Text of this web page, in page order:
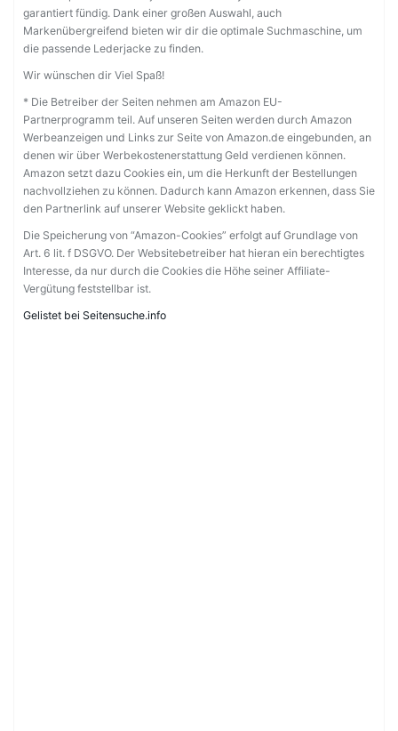
garantiert fündig. Dank einer großen Auswahl, auch
Markenübergreifend bieten wir dir die optimale Suchmaschine, um
die passende Lederjacke zu finden.
Wir wünschen dir Viel Spaß!
* Die Betreiber der Seiten nehmen am Amazon EU-
Partnerprogramm teil. Auf unseren Seiten werden durch Amazon
Werbeanzeigen und Links zur Seite von Amazon.de eingebunden, an
denen wir über Werbekostenerstattung Geld verdienen können.
Amazon setzt dazu Cookies ein, um die Herkunft der Bestellungen
nachvollziehen zu können. Dadurch kann Amazon erkennen, dass Sie
den Partnerlink auf unserer Website geklickt haben.
Die Speicherung von “Amazon-Cookies” erfolgt auf Grundlage von
Art. 6 lit. f DSGVO. Der Websitebetreiber hat hieran ein berechtigtes
Interesse, da nur durch die Cookies die Höhe seiner Affiliate-
Vergütung feststellbar ist.
Gelistet bei Seitensuche.info